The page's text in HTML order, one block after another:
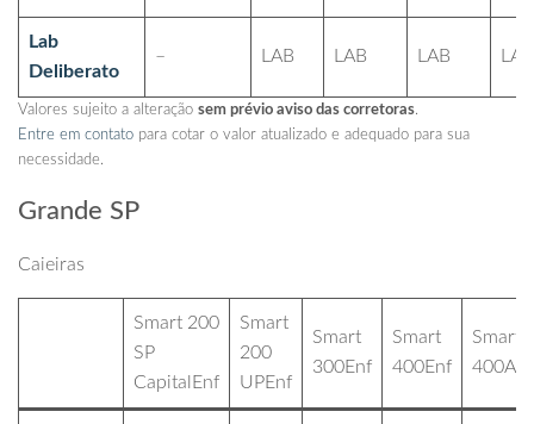
Lab
Deliberato
– LAB LAB LAB LAB
Valores sujeito a alteração sem prévio aviso das corretoras.
Entre em contato para cotar o valor atualizado e adequado para sua
necessidade.
Grande SP
Caieiras
Smart 200
SP
CapitalEnf
Smart
200
UPEnf
Smart
300Enf
Smart
400Enf
Smart